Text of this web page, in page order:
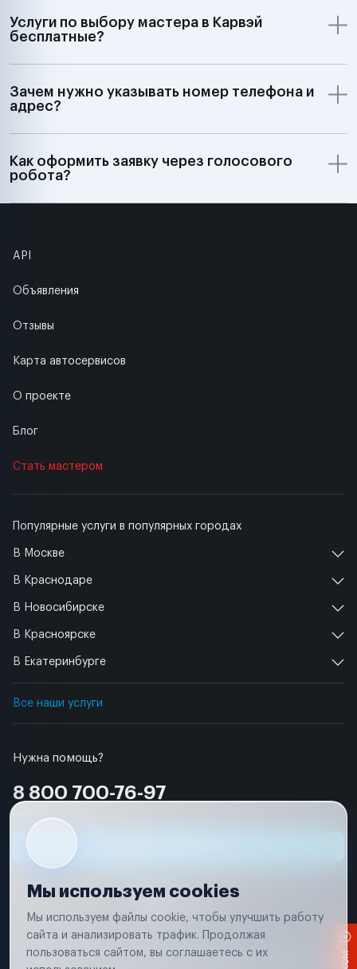
Услуги по выбору мастера в Карвэй
бесплатные?
Зачем нужно указывать номер телефона и
адрес?
Как оформить заявку через голосового
робота?
Нужна помощь?
8 800 700-76-97
Популярные услуги в популярных городах
В Москве
В Краснодаре
В Новосибирске
В Красноярске
В Екатеринбурге
Все наши услуги
API
Объявления
Отзывы
Карта автосервисов
О проекте
Блог
Стать мастером
Условия использования
Вся информация, представленная на сайте, носит исключительно
Мы используем cookies
Мы используем файлы cookie, чтобы улучшить работу
сайта и анализировать трафик. Продолжая
пользоваться сайтом, вы соглашаетесь с их